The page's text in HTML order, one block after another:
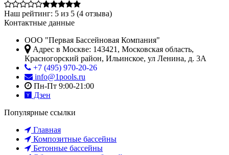
Наш рейтинг: 5 из 5 (4 отзыва)
Контактные данные
ООО "Первая Бассейновая Компания"
Адрес в Москве: 143421 , Московская область,
Красногорский район, Ильинское, ул Ленина, д. 3А
+7 (495) 970-20-26
info@1pools.ru
Пн-Пт 9:00-21:00
Дзен
Популярные ссылки
Главная
Композитные бассейны
Бетонные бассейны